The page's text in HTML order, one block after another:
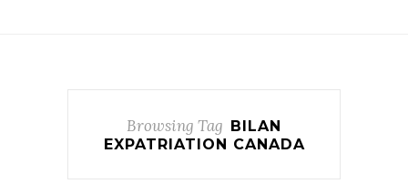
Browsing Tag
BILAN
EXPATRIATION CANADA